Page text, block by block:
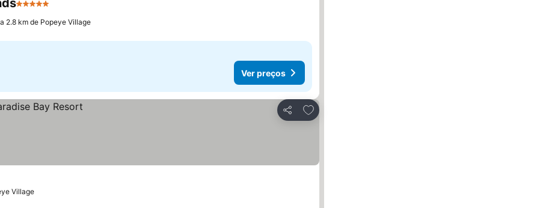
5 Estrelas
a 2.8 km de Popeye Village
Ver preços
Partilhar
Adicionar aos favoritos
Village